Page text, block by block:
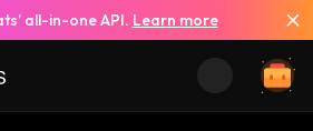
all-in-one API. Learn more